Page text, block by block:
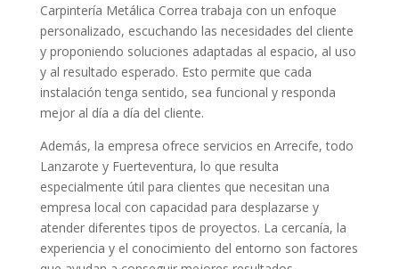
Carpintería Metálica Correa trabaja con un enfoque
personalizado, escuchando las necesidades del cliente
y proponiendo soluciones adaptadas al espacio, al uso
y al resultado esperado. Esto permite que cada
instalación tenga sentido, sea funcional y responda
mejor al día a día del cliente.
Además, la empresa ofrece servicios en Arrecife, todo
Lanzarote y Fuerteventura, lo que resulta
especialmente útil para clientes que necesitan una
empresa local con capacidad para desplazarse y
atender diferentes tipos de proyectos. La cercanía, la
experiencia y el conocimiento del entorno son factores